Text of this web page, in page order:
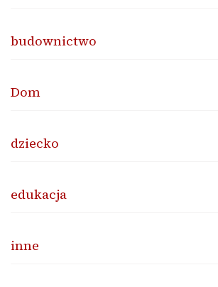
budownictwo
Dom
dziecko
edukacja
inne